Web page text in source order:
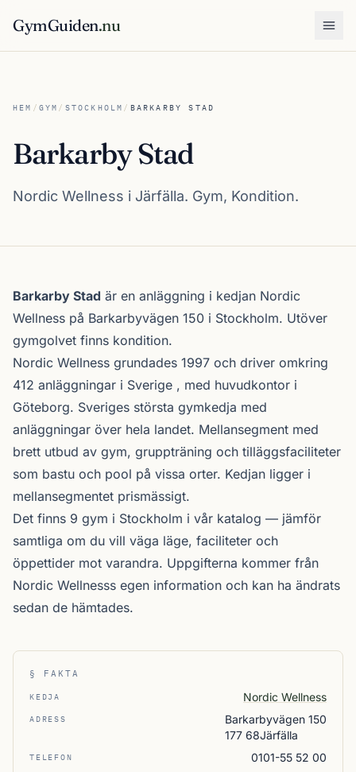
GymGuiden.nu
HEM / GYM / STOCKHOLM / BARKARBY STAD
Barkarby Stad
Nordic Wellness i Järfälla. Gym, Kondition.
Om Barkarby Stad
Barkarby Stad är en anläggning i kedjan Nordic
Wellness på Barkarbyvägen 150 i Stockholm. Utöver
gymgolvet finns kondition.
Nordic Wellness grundades 1997 och driver omkring
412 anläggningar i Sverige , med huvudkontor i
Göteborg. Sveriges största gymkedja med
anläggningar över hela landet. Mellansegment med
brett utbud av gym, gruppträning och tilläggsfaciliteter
som bastu och pool på vissa orter. Kedjan ligger i
mellansegmentet prismässigt.
Det finns 9 gym i Stockholm i vår katalog — jämför
samtliga om du vill väga läge, faciliteter och
öppettider mot varandra. Uppgifterna kommer från
Nordic Wellnesss egen information och kan ha ändrats
sedan de hämtades.
§ FAKTA
KEDJA Nordic Wellness
ADRESS
Barkarbyvägen 150
177 68Järfälla
TELEFON 0101-55 52 00